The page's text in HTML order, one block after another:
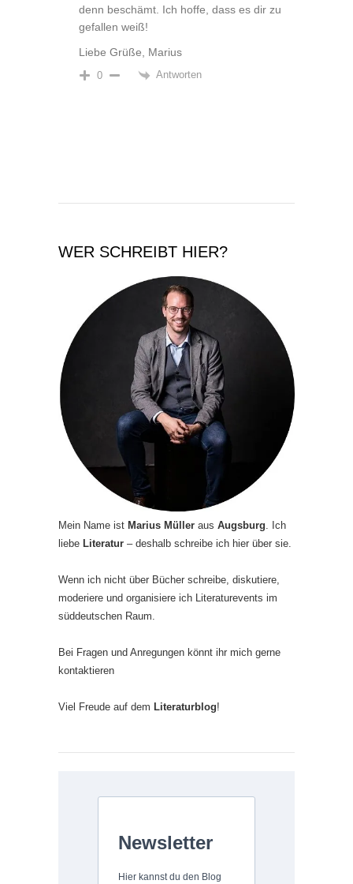
denn beschämt. Ich hoffe, dass es dir zu
gefallen weiß!
Liebe Grüße, Marius
0 Antworten
WER SCHREIBT HIER?
Mein Name ist Marius Müller aus Augsburg . Ich
liebe Literatur – deshalb schreibe ich hier über sie.
Wenn ich nicht über Bücher schreibe, diskutiere,
moderiere und organisiere ich Literaturevents im
süddeutschen Raum.
Bei Fragen und Anregungen könnt ihr mich gerne
kontaktieren
Viel Freude auf dem Literaturblog!
Newsletter
Hier kannst du den Blog